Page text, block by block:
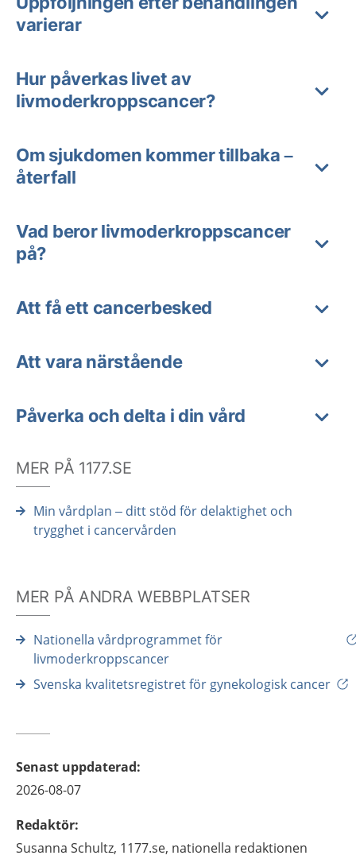
varierar
Hur påverkas livet av
livmoderkroppscancer?
Om sjukdomen kommer tillbaka –
återfall
Vad beror livmoderkroppscancer
på?
Att få ett cancerbesked
Att vara närstående
Påverka och delta i din vård
MER PÅ 1177.SE
Min vårdplan – ditt stöd för delaktighet och
trygghet i cancervården
MER PÅ ANDRA WEBBPLATSER
Nationella vårdprogrammet för
livmoderkroppscancer
Svenska kvalitetsregistret för gynekologisk cancer
Senast uppdaterad:
2026-08-07
Redaktör:
Susanna Schultz, 1177.se, nationella redaktionen